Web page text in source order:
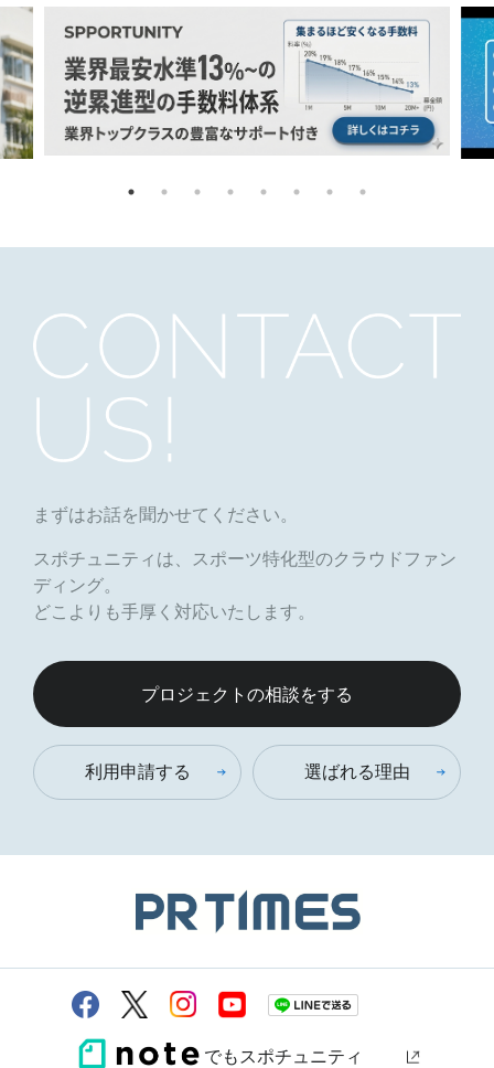
まずはお話を聞かせてください。
スポチュニティは、スポーツ特化型のクラウドファン
ディング。
どこよりも手厚く対応いたします。
プロジェクトの相談をする
利用申請する 選ばれる理由
でもスポチュニティ